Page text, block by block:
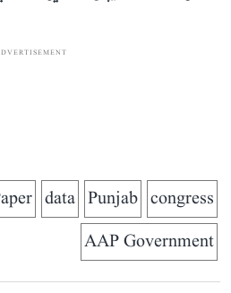
congress
Punjab
data
AAP Government